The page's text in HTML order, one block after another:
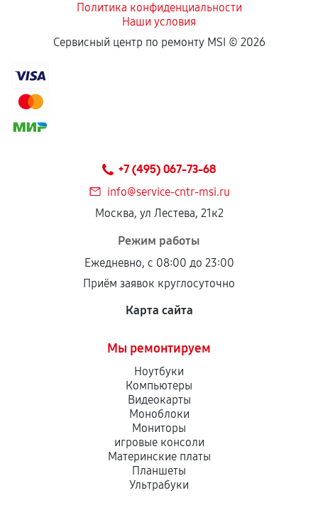
Политика конфиденциальности
Наши условия
Сервисный центр по ремонту MSI © 2026
+7 (495) 067-73-68
info@service-cntr-msi.ru
Москва, ул Лестева, 21к2
Режим работы
Ежедневно, с 08:00 до 23:00
Приём заявок круглосуточно
Карта сайта
Мы ремонтируем
Ноутбуки
Компьютеры
Видеокарты
Моноблоки
Мониторы
игровые консоли
Материнские платы
Планшеты
Ультрабуки